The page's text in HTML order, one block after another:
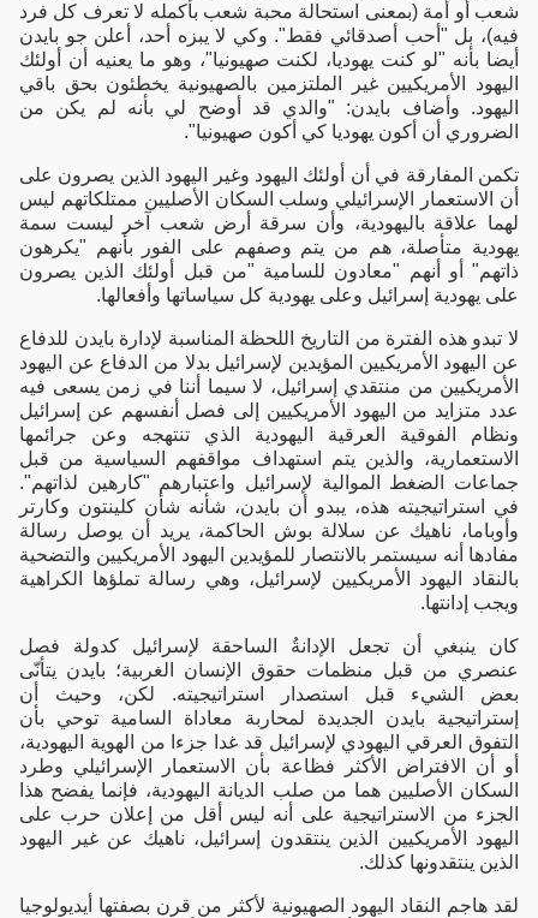
شعب أو أمة (بمعنى استحالة محبة شعب بأكمله لا تعرف كل فرد
فيه)، بل "أحب أصدقائي فقط". وكي لا يبزه أحد، أعلن جو بايدن
أيضا بأنه "لو كنت يهوديا، لكنت صهيونيا"، وهو ما يعنيه أن أولئك
اليهود الأمريكيين غير الملتزمين بالصهيونية يخطئون بحق باقي
اليهود. وأضاف بايدن: "والدي قد أوضح لي بأنه لم يكن من
الضروري أن أكون يهوديا كي أكون صهيونيا".
تكمن المفارقة في أن أولئك اليهود وغير اليهود الذين يصرون على
أن الاستعمار الإسرائيلي وسلب السكان الأصليين ممتلكاتهم ليس
لهما علاقة باليهودية، وأن سرقة أرض شعب آخر ليست سمة
يهودية متأصلة، هم من يتم وصفهم على الفور بأنهم "يكرهون
ذاتهم" أو أنهم "معادون للسامية "من قبل أولئك الذين يصرون
على يهودية إسرائيل وعلى يهودية كل سياساتها وأفعالها.
لا تبدو هذه الفترة من التاريخ اللحظة المناسبة لإدارة بايدن للدفاع
عن اليهود الأمريكيين المؤيدين لإسرائيل بدلا من الدفاع عن اليهود
الأمريكيين من منتقدي إسرائيل، لا سيما أننا في زمن يسعى فيه
عدد متزايد من اليهود الأمريكيين إلى فصل أنفسهم عن إسرائيل
ونظام الفوقية العرقية اليهودية الذي تنتهجه وعن جرائمها
الاستعمارية، والذين يتم استهداف مواقفهم السياسية من قبل
جماعات الضغط الموالية لإسرائيل واعتبارهم "كارهين لذاتهم".
في استراتيجيته هذه، يبدو أن بايدن، شأنه شأن كلينتون وكارتر
وأوباما، ناهيك عن سلالة بوش الحاكمة، يريد أن يوصل رسالة
مفادها أنه سيستمر بالانتصار للمؤيدين اليهود الأمريكيين والتضحية
بالنقاد اليهود الأمريكيين لإسرائيل، وهي رسالة تملؤها الكراهية
ويجب إدانتها.
كان ينبغي أن تجعل الإدانةُ الساحقة لإسرائيل كدولة فصل
عنصري من قبل منظمات حقوق الإنسان الغربية؛ بايدن يتأنّى
بعض الشيء قبل استصدار استراتيجيته. لكن، وحيث أن
إستراتيجية بايدن الجديدة لمحاربة معاداة السامية توحي بأن
التفوق العرقي اليهودي لإسرائيل قد غدا جزءا من الهوية اليهودية،
أو أن الافتراض الأكثر فظاعة بأن الاستعمار الإسرائيلي وطرد
السكان الأصليين هما من صلب الديانة اليهودية، فإنما يفضح هذا
الجزء من الاستراتيجية على أنه ليس أقل من إعلان حرب على
اليهود الأمريكيين الذين ينتقدون إسرائيل، ناهيك عن غير اليهود
الذين ينتقدونها كذلك.
لقد هاجم النقاد اليهود الصهيونية لأكثر من قرن بصفتها أيديولوجيا